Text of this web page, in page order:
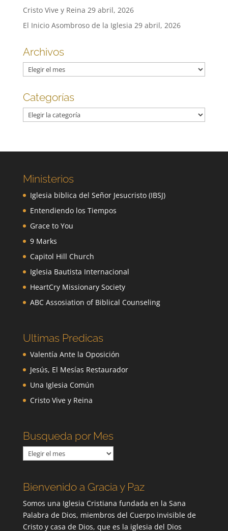
Cristo Vive y Reina 29 abril, 2026
El Inicio Asombroso de la Iglesia 29 abril, 2026
Archivos
Archivos
Categorías
Categorías
Ministerios
Iglesia biblica del Señor Jesucristo (IBSJ)
Entendiendo los Tiempos
Grace to You
9 Marks
Capitol Hill Church
Iglesia Bautista Internacional
HeartCry Missionary Society
ABC Assosiation of Biblical Counseling
Ultimas Predicas
Valentía Ante la Oposición
Jesús, El Mesías Restaurador
Una Iglesia Común
Cristo Vive y Reina
Busqueda por Mes
Busqueda
por
Bienvenido a Gracia y Paz
Somos una Iglesia Cristiana fundada en la Sana
Palabra de Dios, miembros del Cuerpo invisible de
Cristo y casa de Dios, que es la iglesia del Dios